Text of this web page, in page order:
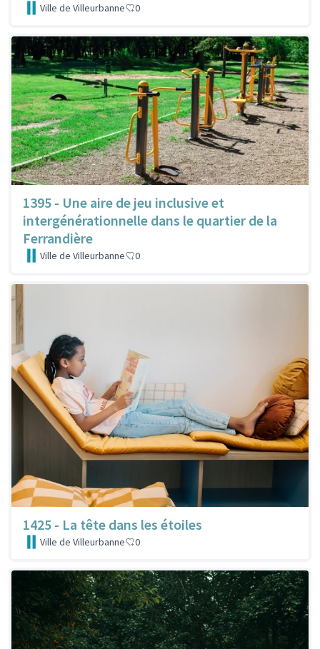
Ville de Villeurbanne 0
1395 - Une aire de jeu inclusive et
intergénérationnelle dans le quartier de la
Ferrandière
Ville de Villeurbanne 0
1425 - La tête dans les étoiles
Ville de Villeurbanne 0